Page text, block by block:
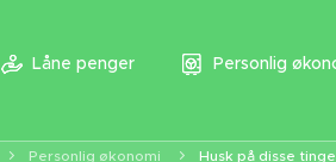
Låne penger Personlig
Personlig økonomi Husk på disse